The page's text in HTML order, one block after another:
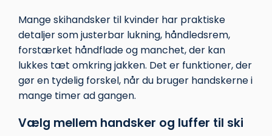
Mange skihandsker til kvinder har praktiske
detaljer som justerbar lukning, håndledsrem,
forstærket håndflade og manchet, der kan
lukkes tæt omkring jakken. Det er funktioner, der
gør en tydelig forskel, når du bruger handskerne i
mange timer ad gangen.
Vælg mellem handsker og luffer til ski